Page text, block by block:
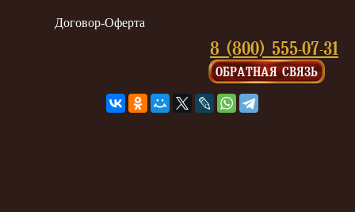
Договор-Оферта
8 (800) 555-07-31
ОБРАТНАЯ СВЯЗЬ